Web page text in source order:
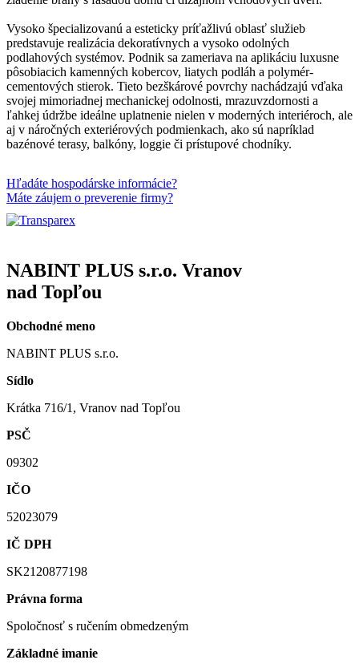
Vysoko špecializovanú a esteticky príťažlivú oblasť služieb
predstavuje realizácia dekoratívnych a vysoko odolných
podlahových systémov. Podnik sa zameriava na aplikáciu luxusne
pôsobiacich kamenných kobercov, liatych podláh a polymér-
cementových stierok. Tieto bezškárové povrchy nachádzajú vďaka
svojej mimoriadnej mechanickej odolnosti, mrazuvzdornosti a
ľahkej údržbe ideálne uplatnenie nielen v moderných interiéroch, ale
aj v náročných exteriérových podmienkach, ako sú napríklad
bazénové terasy, balkóny, loggie či prístupové chodníky.
Hľadáte hospodárske informácie?
Máte záujem o preverenie firmy?
NABINT PLUS s.r.o. Vranov
nad Topľou
Obchodné meno
NABINT PLUS s.r.o.
Sídlo
Krátka 716/1, Vranov nad Topľou
PSČ
09302
IČO
52023079
IČ DPH
SK2120877198
Právna forma
Spoločnosť s ručením obmedzeným
Základné imanie